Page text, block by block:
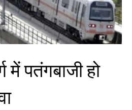
में पतंगबाजी हो